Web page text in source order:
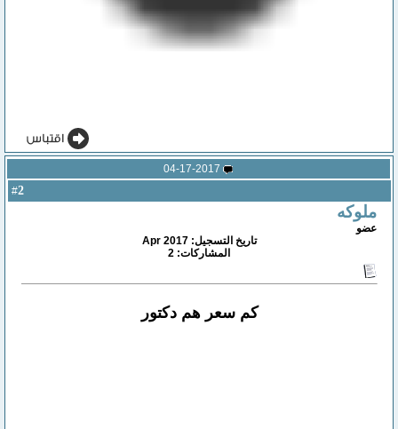
04-17-2017
2
ملوكه
عضو
تاريخ التسجيل: Apr 2017
المشاركات: 2
كم سعر هم دكتور